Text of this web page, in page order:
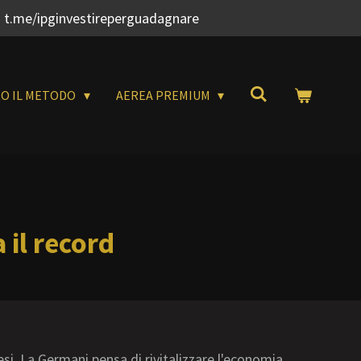
t.me/ipginvestireperguadagnare
IL METODO AEREA PREMIUM
il record